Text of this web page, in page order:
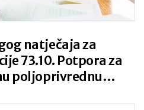
natječaja za
73.10. Potpora za
poljoprivrednu